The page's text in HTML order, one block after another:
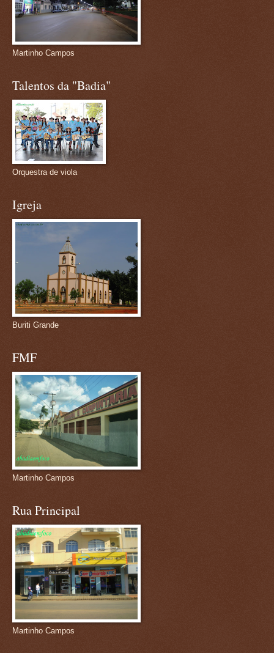
Martinho Campos
Talentos da "Badia"
Orquestra de viola
Igreja
Buriti Grande
FMF
Martinho Campos
Rua Principal
Martinho Campos